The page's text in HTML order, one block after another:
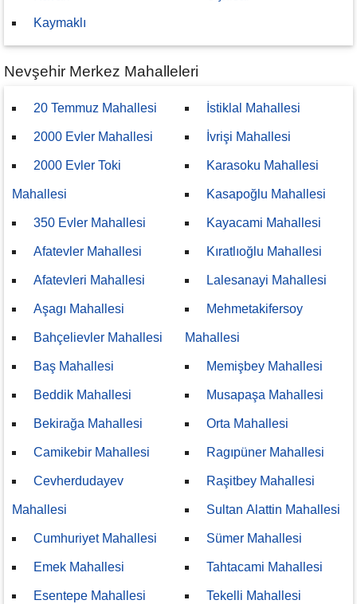
Kaymaklı
Nevşehir Merkez Mahalleleri
20 Temmuz Mahallesi
2000 Evler Mahallesi
2000 Evler Toki
Mahallesi
350 Evler Mahallesi
Afatevler Mahallesi
Afatevleri Mahallesi
Aşagı Mahallesi
Bahçelievler Mahallesi
Baş Mahallesi
Beddik Mahallesi
Bekirağa Mahallesi
Camikebir Mahallesi
Cevherdudayev
Mahallesi
Cumhuriyet Mahallesi
Emek Mahallesi
Esentepe Mahallesi
İstiklal Mahallesi
İvrişi Mahallesi
Karasoku Mahallesi
Kasapoğlu Mahallesi
Kayacami Mahallesi
Kıratlıoğlu Mahallesi
Lalesanayi Mahallesi
Mehmetakifersoy
Mahallesi
Memişbey Mahallesi
Musapaşa Mahallesi
Orta Mahallesi
Ragıpüner Mahallesi
Raşitbey Mahallesi
Sultan Alattin Mahallesi
Sümer Mahallesi
Tahtacami Mahallesi
Tekelli Mahallesi